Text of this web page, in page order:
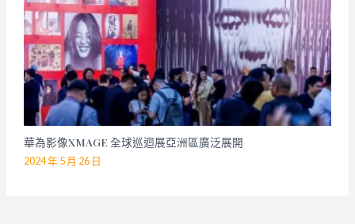
華為影像XMAGE 全球巡迴展亞洲區廣泛展開
2024 年 5 月 26 日